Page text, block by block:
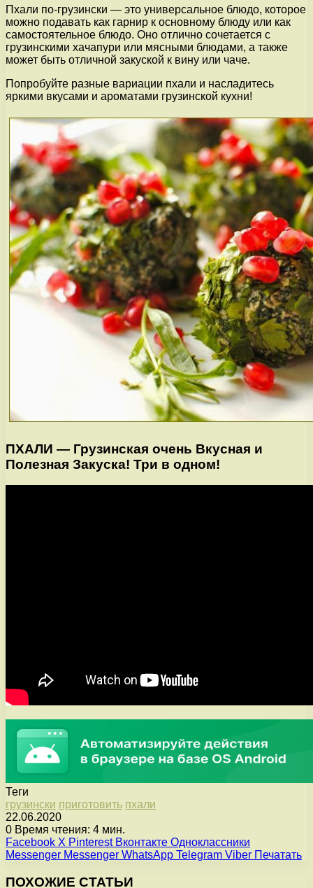
Пхали по-грузински — это универсальное блюдо, которое
можно подавать как гарнир к основному блюду или как
самостоятельное блюдо. Оно отлично сочетается с
грузинскими хачапури или мясными блюдами, а также
может быть отличной закуской к вину или чаче.
Попробуйте разные вариации пхали и насладитесь
яркими вкусами и ароматами грузинской кухни!
ПХАЛИ — Грузинская очень Вкусная и
Полезная Закуска! Три в одном!
Теги
грузински приготовить пхали
22.06.2020
0 Время чтения: 4 мин.
Facebook X Pinterest Вконтакте Одноклассники
Messenger Messenger WhatsApp Telegram Viber Печатать
ПОХОЖИЕ СТАТЬИ